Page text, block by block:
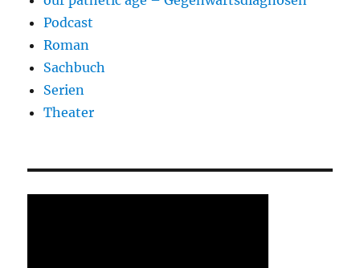
Podcast
Roman
Sachbuch
Serien
Theater